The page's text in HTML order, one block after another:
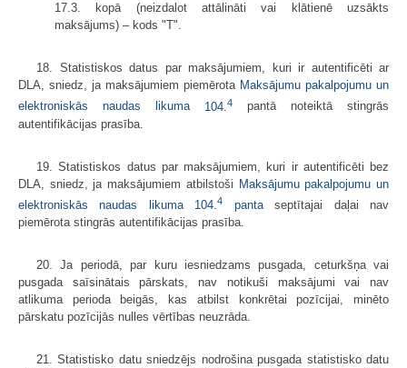
17.3. kopā (neizdalot attālināti vai klātienē uzsākts
maksājums) – kods "T".
18. Statistiskos datus par maksājumiem, kuri ir autentificēti ar
DLA, sniedz, ja maksājumiem piemērota Maksājumu pakalpojumu un
elektroniskās naudas likuma
104. 4
pantā noteiktā stingrās
autentifikācijas prasība.
19. Statistiskos datus par maksājumiem, kuri ir autentificēti bez
DLA, sniedz, ja maksājumiem atbilstoši Maksājumu pakalpojumu un
elektroniskās naudas likuma
104.4 pantaseptītajai daļai nav
piemērota stingrās autentifikācijas prasība.
20. Ja periodā, par kuru iesniedzams pusgada, ceturkšņa vai
pusgada saīsinātais pārskats, nav notikuši maksājumi vai nav
atlikuma perioda beigās, kas atbilst konkrētai pozīcijai, minēto
pārskatu pozīcijās nulles vērtības neuzrāda.
21. Statistisko datu sniedzējs nodrošina pusgada statistisko datu